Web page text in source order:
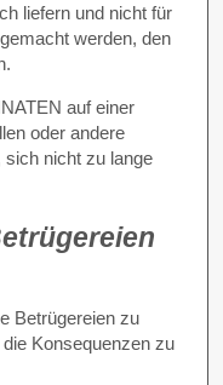
liefern und nicht für
werden, den
auf einer
oder andere
sich nicht zu lange
Betrügereien zu
Konsequenzen zu